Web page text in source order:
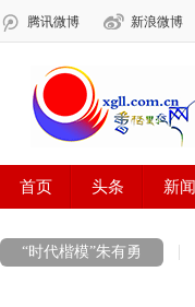
“时代楷模”朱有勇